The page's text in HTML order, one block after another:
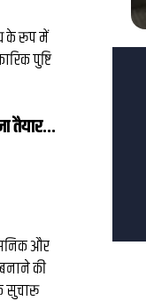
के रूप में
पुष्टि
तैयार...
और
की
सुचारू